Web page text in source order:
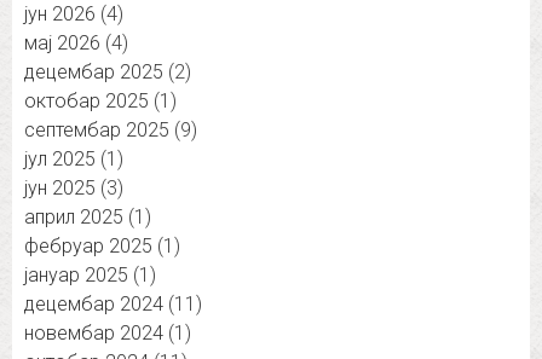
јун 2026 (4)
мај 2026 (4)
децембар 2025 (2)
октобар 2025 (1)
септембар 2025 (9)
јул 2025 (1)
јун 2025 (3)
април 2025 (1)
фебруар 2025 (1)
јануар 2025 (1)
децембар 2024 (11)
новембар 2024 (1)